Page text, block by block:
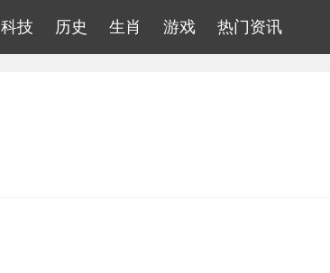
科技 历史 生肖 游戏 热门资讯